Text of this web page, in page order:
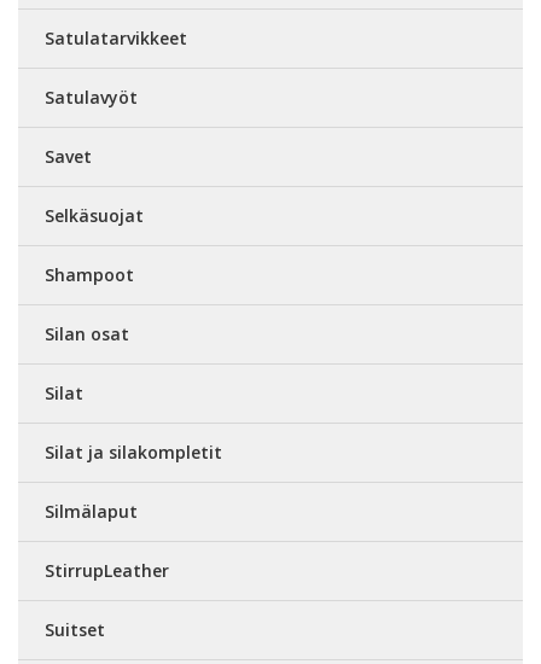
Satulatarvikkeet
Satulavyöt
Savet
Selkäsuojat
Shampoot
Silan osat
Silat
Silat ja silakompletit
Silmälaput
StirrupLeather
Suitset